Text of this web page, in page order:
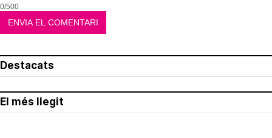
0/500
Destacats
El més llegit